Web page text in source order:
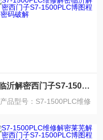
临沂解密西门子S7-1500PLC博图程序密码破解
产品型号：S7-1500PLC维修